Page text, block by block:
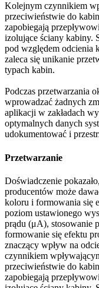
Kolejnym czynnikiem
przeciwieństwie do
zapobiegają
izolujące ściany kabiny.
pod względem odcienia
zaleca się unikanie
typach kabin.
Podczas przetwarzania
wprowadzać żadnych
aplikacji w zakładach
optymalnych danych
udokumentować i
Przetwarzanie
Doświadczenie
producentów może
koloru i formowania się
poziom ustawionego
prądu (μA), stosowanie
formowanie się efektu
znaczący wpływ na
czynnikiem
przeciwieństwie do
zapobiegają